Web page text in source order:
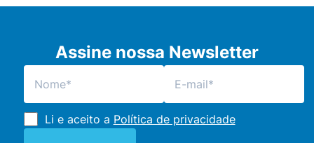
Assine nossa Newsletter
Li e aceito a Política de privacidade